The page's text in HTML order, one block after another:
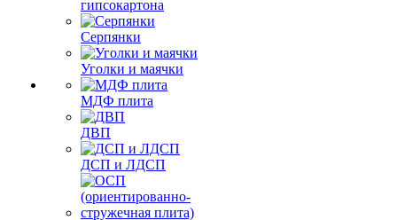
гипсокартона
Серпянки
Уголки и маячки
МДФ плита
ДВП
ДСП и ЛДСП